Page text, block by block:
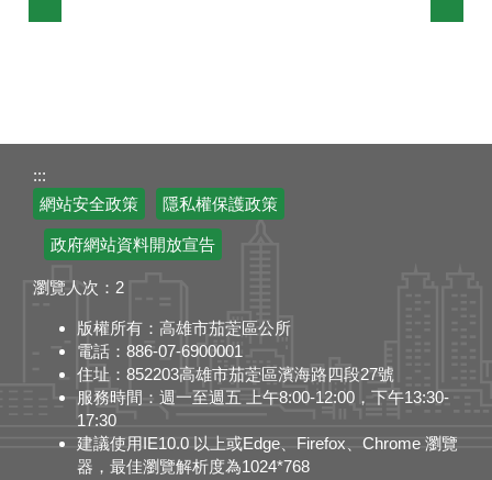
:::
網站安全政策
隱私權保護政策
政府網站資料開放宣告
瀏覽人次： 2
版權所有：高雄市茄萣區公所
電話：886-07-6900001
住址：852203高雄市茄萣區濱海路四段27號
服務時間：週一至週五 上午8:00-12:00，下午13:30-
17:30
建議使用IE10.0 以上或Edge、Firefox、Chrome 瀏覽
器，最佳瀏覽解析度為1024*768